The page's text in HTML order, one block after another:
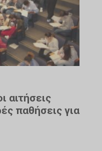
αιτήσεις
παθήσεις για